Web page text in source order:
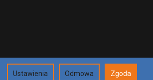
Ustawienia Odmowa Zgoda